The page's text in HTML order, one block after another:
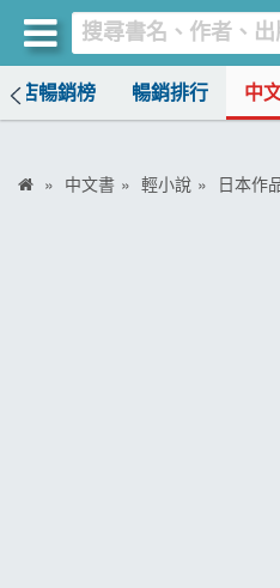
書店暢銷榜 暢銷排行 中
中文書 輕小說 日本作
買書網
首頁